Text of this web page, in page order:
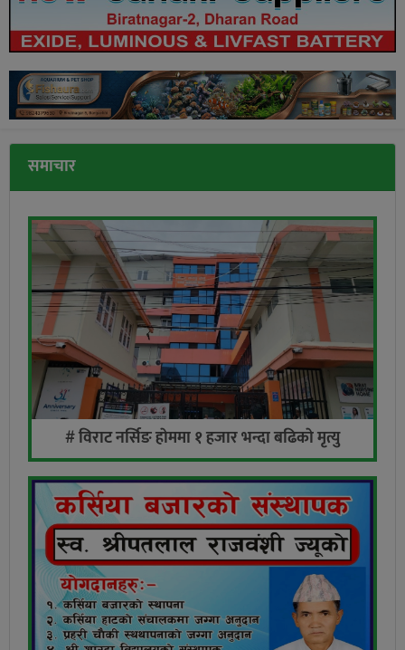
समाचार
# विराट नर्सिङ हाेममा १ हजार भन्दा बढिकाे मृत्यु